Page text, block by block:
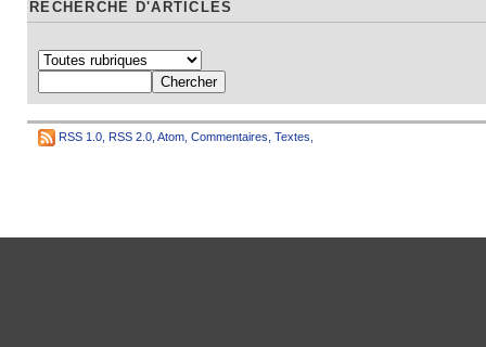
RECHERCHE D'ARTICLES
RSS 1.0 RSS 2.0 Atom Commentaires Textes